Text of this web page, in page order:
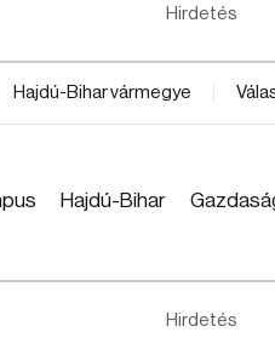
Hirdetés
Hajdú-Bihar vármegye
Hajdú-Bihar
Hirdetés